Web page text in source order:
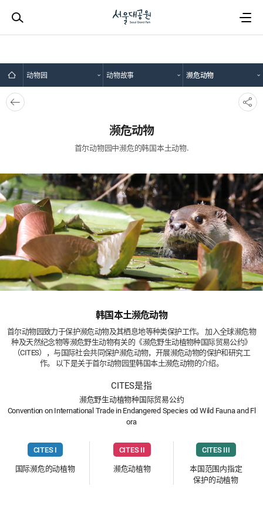
动物园 动物故事 濒危动物
뒤로
가기
SNS
공유
濒危动物
首尔动物园中濒危的韩国本土动物.
韩国本土濒危动物
首尔动物园致力于保护濒危动物及其栖息地等种类保护工作。 加入全球濒危物
种及天然纪念物等濒危野生动物有关的《濒危野生动植物种国际贸易公约》
（CITES），与国际社会共同保护濒危动物，开展濒危动物的保护和研究工
作。 以下是关于首尔动物园里韩国本土濒危动物的介绍。
CITES是指
濒危野生动植物种国际贸易公约
Convention on International Trade in Endangered Species od Wild Fauna and Fl
ora
CITES I
国际濒危的动植物
CITES II
濒危动植物
CITES III
本国范围内指定
保护的动植物